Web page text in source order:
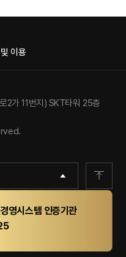
이용
2가 11번지) SKT타워 25층
영시스템 인증기관